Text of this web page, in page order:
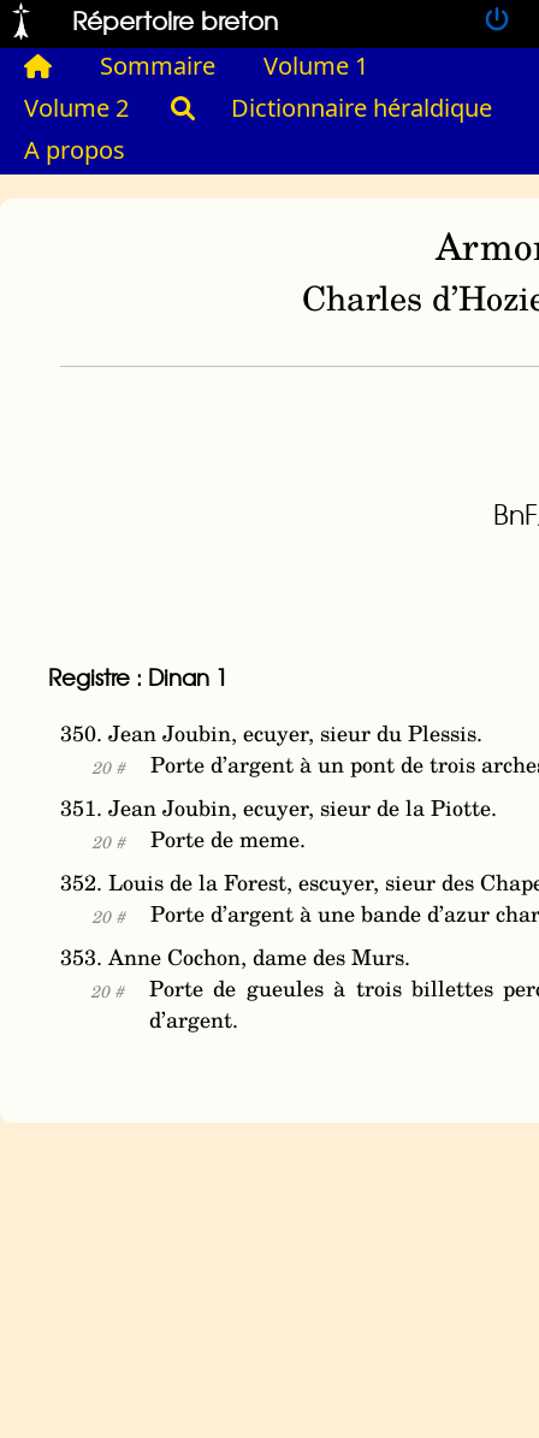
Répertoire breton
Sommaire
Volume 1
Volume 2
Dictionnaire héraldique
A propos
Charles
Registre : Dinan 1
350. Jean Joubin, ecuyer, sieur du Plessis.
20 #
Porte d’argent à un pont de trois
351. Jean Joubin, ecuyer, sieur de la Piotte.
20 #
Porte de meme.
352. Louis de la Forest, escuyer, sieur des
20 #
Porte d’argent à une bande d’azur
353. Anne Cochon, dame des Murs.
20 #
Porte de gueules à trois billettes
d’argent.